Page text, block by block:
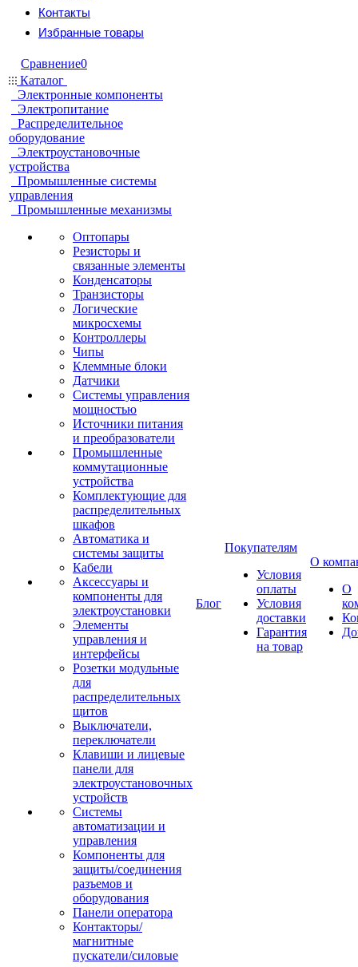
Контакты
Избранные товары
Сравнение0
Каталог
Электронные компоненты
Электропитание
Распределительное
оборудование
Электроустановочные
устройства
Промышленные системы
управления
Промышленные механизмы
Оптопары
Резисторы и
связанные элементы
Конденсаторы
Транзисторы
Логические
микросхемы
Контроллеры
Чипы
Клеммные блоки
Датчики
Системы управления
мощностью
Источники питания
и преобразователи
Промышленные
коммутационные
устройства
Комплектующие для
распределительных
шкафов
Автоматика и
системы защиты
Кабели
Аксессуары и
компоненты для
электроустановки
Элементы
управления и
интерфейсы
Розетки модульные
для
распределительных
щитов
Выключатели,
переключатели
Клавиши и лицевые
панели для
электроустановочных
устройств
Системы
автоматизации и
управления
Компоненты для
защиты/соединения
разъемов и
оборудования
Панели оператора
Контакторы/
магнитные
пускатели/силовые
Блог
Покупателям
Условия
оплаты
Условия
доставки
Гарантия
на товар
О
О